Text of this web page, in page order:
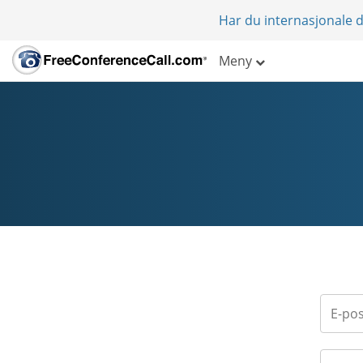
Har du internasjonale
Meny